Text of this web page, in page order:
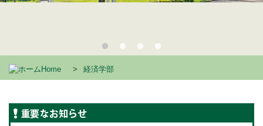
Home 経済学部